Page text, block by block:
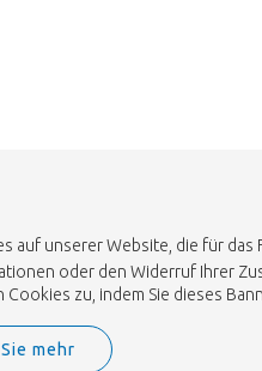
auf unserer Website, die für
oder den Widerruf Ihrer
Cookies zu, indem Sie dieses
mehr